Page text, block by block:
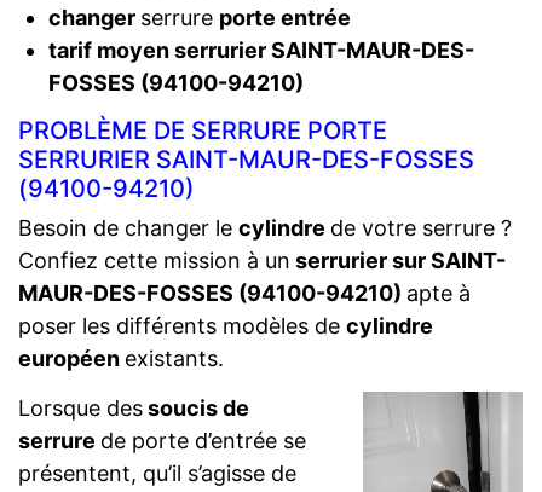
changer serrure porte entrée
tarif moyen serrurier SAINT-MAUR-DES-
FOSSES (94100-94210)
PROBLÈME DE SERRURE PORTE
SERRURIER SAINT-MAUR-DES-FOSSES
(94100-94210)
Besoin de changer le cylindre de votre serrure ?
Confiez cette mission à un serrurier sur SAINT-
MAUR-DES-FOSSES (94100-94210) apte à
poser les différents modèles de cylindre
européen existants.
Lorsque dessoucis de
serrure de porte d’entrée se
présentent, qu’il s’agisse de